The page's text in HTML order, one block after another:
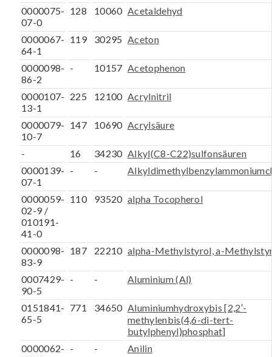
0000075-
07-0
128 10060 Acetaldehyd
0000067-
64-1
119 30295 Aceton
0000098-
86-2
- 10157 Acetophenon
0000107-
13-1
225 12100 Acrylnitril
0000079-
10-7
147 10690 Acrylsäure
- 16 34230 Alkyl(C8-C22)sulfonsäuren
0000139-
07-1
- -
0000059-
02-9 /
010191-
41-0
110 93520 alpha Tocopherol
0000098-
83-9
187 22210 alpha-Methylstyrol, a-
0007429-
90-5
- - Aluminium (Al)
0151841-
65-5
771 34650 Aluminiumhydroxybis [2,2′-
methylenbis(4,6-di-tert-
butylphenyl)phosphat]
0000062- - - Anilin